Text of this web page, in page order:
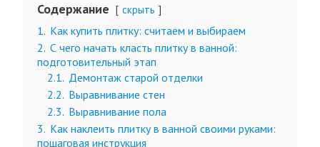
Содержание скрыть
1. Как купить плитку: считаем и выбираем
2. С чего начать класть плитку в ванной:
подготовительный этап
2.1. Демонтаж старой отделки
2.2. Выравнивание стен
2.3. Выравнивание пола
3. Как наклеить плитку в ванной своими руками:
пошаговая инструкция